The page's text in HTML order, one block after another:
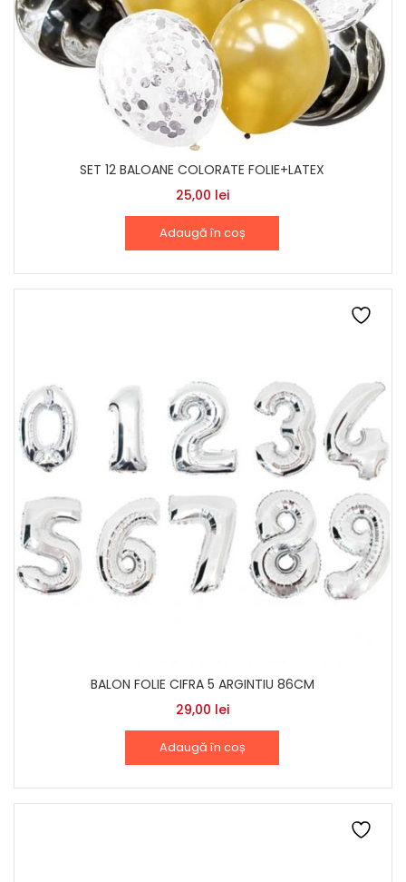
SET 12 BALOANE COLORATE FOLIE+LATEX
25,00 lei
Adaugă în coș
BALON FOLIE CIFRA 5 ARGINTIU 86CM
29,00 lei
Adaugă în coș